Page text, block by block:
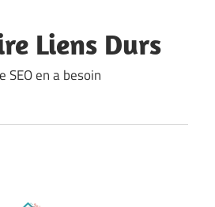
Liens Durs
SEO en a besoin